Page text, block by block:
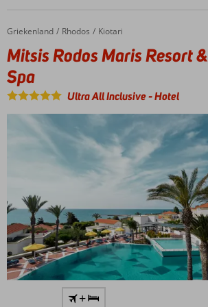
van het
strand
Ook op
basis
van All
te
boeken
Home
Griekenland Rhodos Kiotari
Mitsis Rodos Maris Resort & Spa
Mitsis Rodos Maris Resort &
Spa
Ultra All Inclusive-Hotel
privéstrand +